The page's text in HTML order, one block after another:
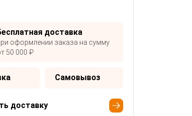
доставка
оформлении заказа на сумму
50 000 ₽
Самовывоз
доставку